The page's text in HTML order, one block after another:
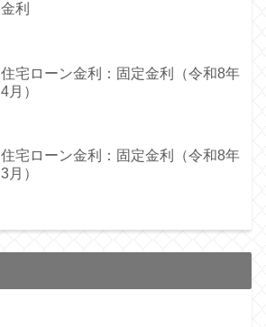
金利
住宅ローン金利：固定金利（令和8年
4月）
住宅ローン金利：固定金利（令和8年
3月）